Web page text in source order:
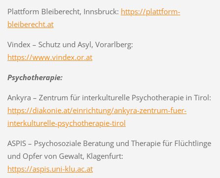
Plattform Bleiberecht, Innsbruck: https://plattform-
bleiberecht.at
Vindex – Schutz und Asyl, Vorarlberg:
https://www.vindex.or.at
Psychotherapie:
Ankyra – Zentrum für interkulturelle Psychotherapie in Tirol:
https://diakonie.at/einrichtung/ankyra-zentrum-fuer-
interkulturelle-psychotherapie-tirol
ASPIS – Psychosoziale Beratung und Therapie für Flüchtlinge
und Opfer von Gewalt, Klagenfurt:
https://aspis.uni-klu.ac.at